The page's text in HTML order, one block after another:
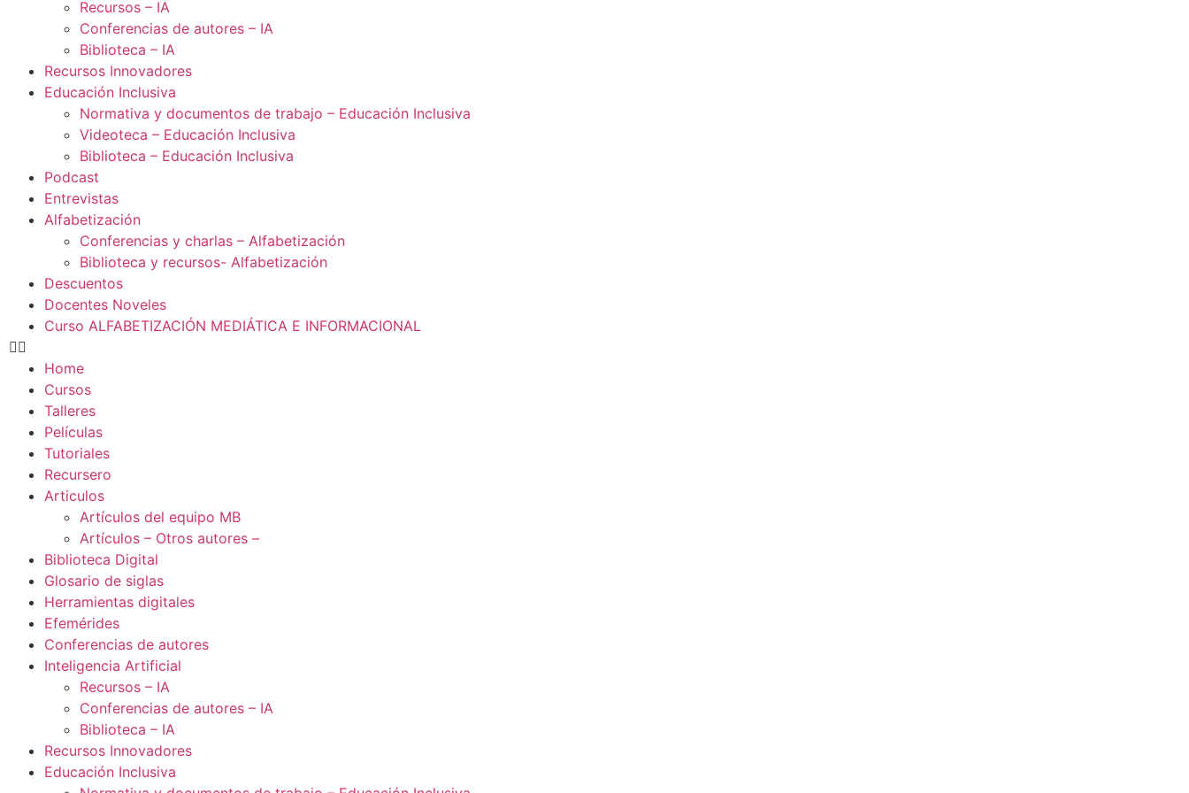
Recursos – IA
Conferencias de autores – IA
Biblioteca – IA
Recursos Innovadores
Educación Inclusiva
Normativa y documentos de trabajo – Educación Inclusiva
Videoteca – Educación Inclusiva
Biblioteca – Educación Inclusiva
Podcast
Entrevistas
Alfabetización
Conferencias y charlas – Alfabetización
Biblioteca y recursos- Alfabetización
Descuentos
Docentes Noveles
Curso ALFABETIZACIÓN MEDIÁTICA E INFORMACIONAL
Home
Cursos
Talleres
Películas
Tutoriales
Recursero
Articulos
Artículos del equipo MB
Artículos – Otros autores –
Biblioteca Digital
Glosario de siglas
Herramientas digitales
Efemérides
Conferencias de autores
Inteligencia Artificial
Recursos – IA
Conferencias de autores – IA
Biblioteca – IA
Recursos Innovadores
Educación Inclusiva